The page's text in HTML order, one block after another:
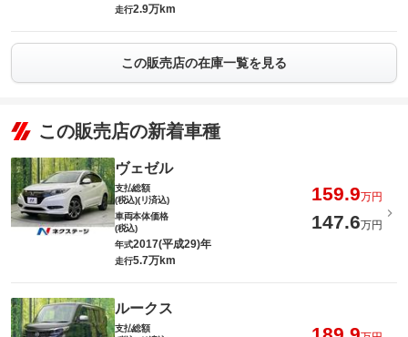
走行2.9万km
この販売店の在庫一覧を見る
この販売店の新着車種
ヴェゼル
支払総額
(税込)(リ済込)
159.9万円
車両本体価格
(税込)
147.6万円
年式2017(平成29)年
走行5.7万km
ルークス
支払総額